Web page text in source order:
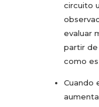
circuito
evaluar
partir de
como
Cuando